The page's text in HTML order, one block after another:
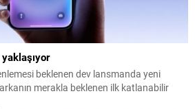
yaklaşıyor
beklenen dev lansmanda yeni
merakla beklenen ilk katlanabilir